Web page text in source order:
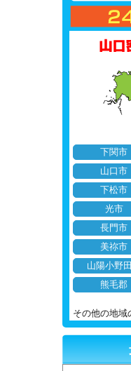
下関市
山口市
下松市
光市
長門市
美祢市
山陽小野
熊毛郡
その他の地域